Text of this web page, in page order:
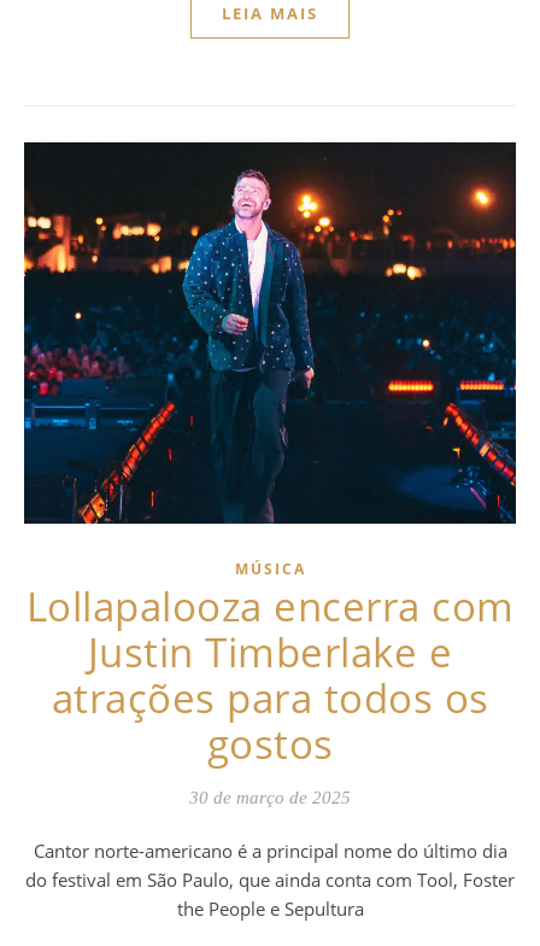
LEIA MAIS
MÚSICA
Lollapalooza encerra com
Justin Timberlake e
atrações para todos os
gostos
30 de março de 2025
Cantor norte-americano é a principal nome do último dia
do festival em São Paulo, que ainda conta com Tool, Foster
the People e Sepultura